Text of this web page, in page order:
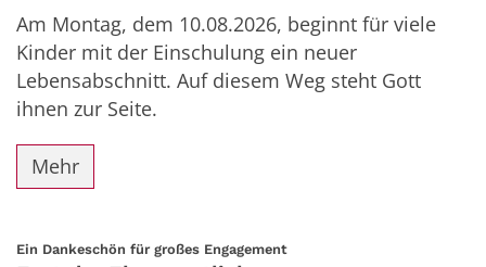
Am Montag, dem 10.08.2026, beginnt für viele
Kinder mit der Einschulung ein neuer
Lebensabschnitt. Auf diesem Weg steht Gott
ihnen zur Seite.
Mehr
Ein Dankeschön für großes Engagement: